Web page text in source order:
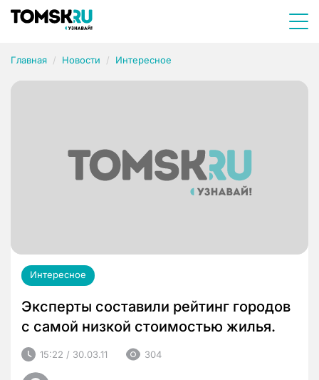
Главная Новости Интересное
Интересное
Эксперты составили рейтинг городов
с самой низкой стоимостью жилья.
15:22 / 30.03.11 304